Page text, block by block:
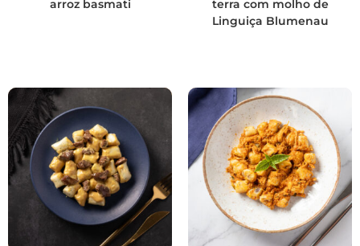
arroz basmati
terra com molho de
Linguiça Blumenau